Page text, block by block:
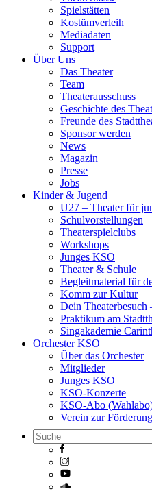
Spielstätten
Kostümverleih
Mediadaten
Support
Über Uns
Das Theater
Team
Theaterausschuss
Geschichte des
Freunde des
Sponsor werden
News
Magazin
Presse
Jobs
Kinder & Jugend
U27 – Theater für
Schulvorstellungen
Theaterspielclubs
Workshops
Junges KSO
Theater & Schule
Begleitmaterial für
Komm zur Kultur
Dein Theaterbesuch
Praktikum am
Singakademie
Orchester KSO
Über das Orchester
Mitglieder
Junges KSO
KSO-Konzerte
KSO-Abo
Verein zur